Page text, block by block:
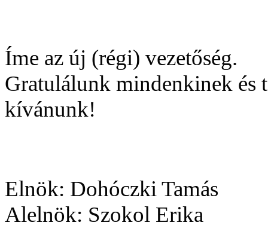
Íme az új (régi) vezetőség.
Gratulálunk mindenkinek és
kívánunk!
Elnök: Dohóczki Tamás
Alelnök: Szokol Erika